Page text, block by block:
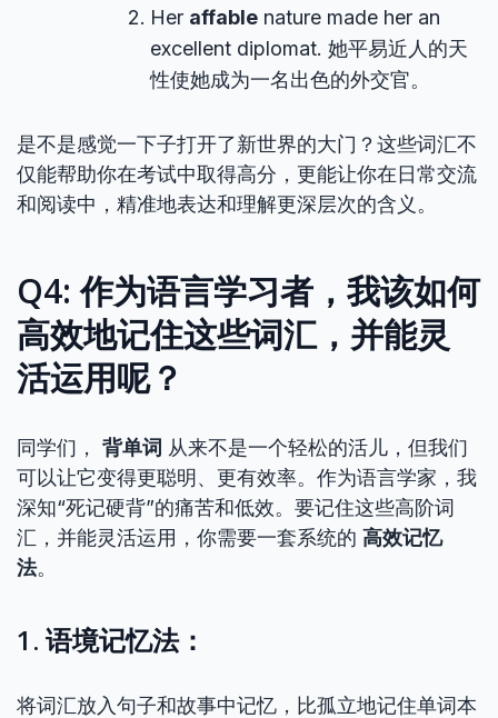
Her affable nature made her an
excellent diplomat. 她平易近人的天
性使她成为一名出色的外交官。
是不是感觉一下子打开了新世界的大门？这些词汇不
仅能帮助你在考试中取得高分，更能让你在日常交流
和阅读中，精准地表达和理解更深层次的含义。
Q4: 作为语言学习者，我该如何
高效地记住这些词汇，并能灵
活运用呢？
同学们， 背单词 从来不是一个轻松的活儿，但我们
可以让它变得更聪明、更有效率。作为语言学家，我
深知“死记硬背”的痛苦和低效。要记住这些高阶词
汇，并能灵活运用，你需要一套系统的 高效记忆
法。
1. 语境记忆法：
将词汇放入句子和故事中记忆，比孤立地记住单词本